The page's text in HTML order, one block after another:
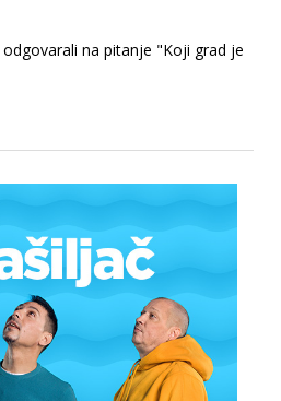
na pitanje "Koji grad je